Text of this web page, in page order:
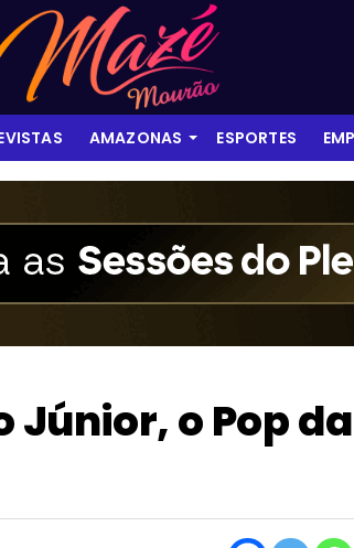
AMAZONAS ESPORTES
Júnior, o Pop da